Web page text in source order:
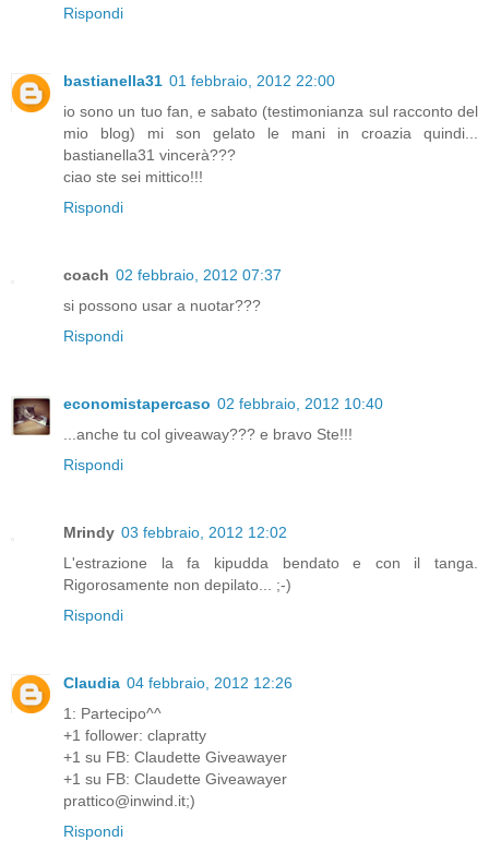
Rispondi
bastianella31 01 febbraio, 2012 22:00
io sono un tuo fan, e sabato (testimonianza sul racconto del
mio blog) mi son gelato le mani in croazia quindi...
bastianella31 vincerà???
ciao ste sei mittico!!!
Rispondi
coach 02 febbraio, 2012 07:37
si possono usar a nuotar???
Rispondi
economistapercaso 02 febbraio, 2012 10:40
...anche tu col giveaway??? e bravo Ste!!!
Rispondi
Mrindy 03 febbraio, 2012 12:02
L'estrazione la fa kipudda bendato e con il tanga.
Rigorosamente non depilato... ;-)
Rispondi
Claudia 04 febbraio, 2012 12:26
1: Partecipo^^
+1 follower: clapratty
+1 su FB: Claudette Giveawayer
+1 su FB: Claudette Giveawayer
prattico@inwind.it;)
Rispondi